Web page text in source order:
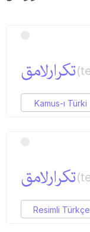
تكرارلامق
Kamus-ı Türki
تكرارلامق
Resimli